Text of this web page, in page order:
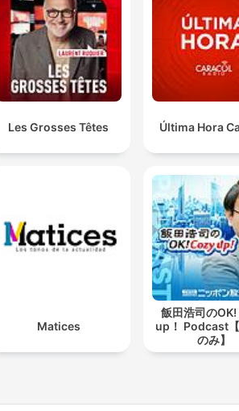
Les Grosses Têtes Última Hora
Matices
飯田浩司の
up！ Podcast
のみ】